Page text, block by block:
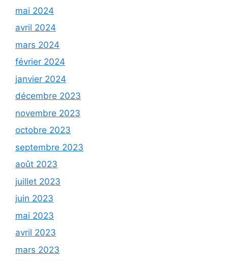
mai 2024
avril 2024
mars 2024
février 2024
janvier 2024
décembre 2023
novembre 2023
octobre 2023
septembre 2023
août 2023
juillet 2023
juin 2023
mai 2023
avril 2023
mars 2023